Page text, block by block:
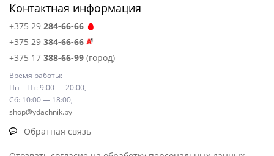
Контактная информация
+375 29 284-66-66
+375 29 384-66-66
+375 17 388-66-99 (город)
Время работы:
Пн – Пт: 9:00 — 20:00,
Сб: 10:00 — 18:00,
shop@ydachnik.by
Обратная связь